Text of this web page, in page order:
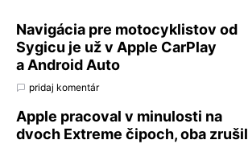
Navigácia pre motocyklistov od
Sygicu je už v Apple CarPlay
a Android Auto
pridaj komentár
Apple pracoval v minulosti na
dvoch Extreme čipoch, oba zrušil